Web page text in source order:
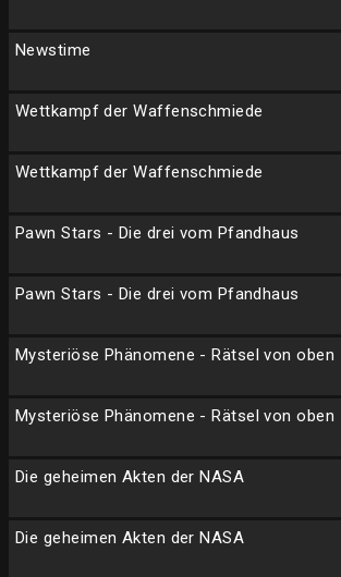
Newstime
Wettkampf der Waffenschmiede
Wettkampf der Waffenschmiede
Pawn Stars - Die drei vom Pfandhaus
Pawn Stars - Die drei vom Pfandhaus
Mysteriöse Phänomene - Rätsel von oben
Mysteriöse Phänomene - Rätsel von oben
Die geheimen Akten der NASA
Die geheimen Akten der NASA